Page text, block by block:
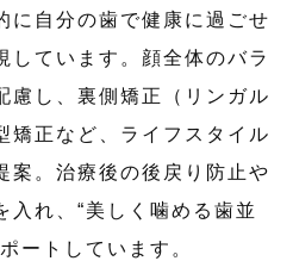
に自分の歯で健康に過ごせ
しています。顔全体のバラ
慮し、裏側矯正（リンガル
矯正など、ライフスタイル
案。治療後の後戻り防止や
入れ、“美しく噛める歯並
ートしています。